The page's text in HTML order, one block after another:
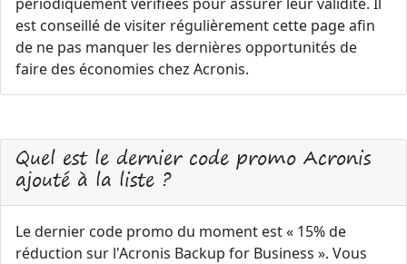
est conseillé de visiter régulièrement cette page afin
de ne pas manquer les dernières opportunités de
faire des économies chez Acronis.
Quel est le dernier code promo Acronis
ajouté à la liste ?
Le dernier code promo du moment est « 15% de
réduction sur l'Acronis Backup for Business ». Vous